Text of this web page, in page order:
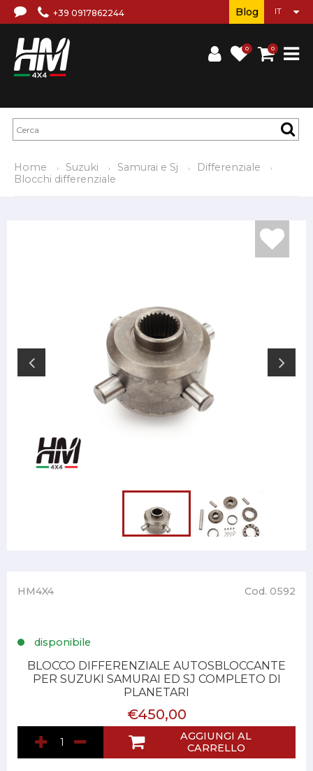
+39 0917862244
0 0
Blog
Home Suzuki Samurai e Sj
Differenziale
Blocchi differenziale
HM4X4 Cod. 0592
disponibile
BLOCCO DIFFERENZIALE AUTOSBLOCCANTE
PER SUZUKI SAMURAI ED SJ COMPLETO DI
PLANETARI
€450,00
AGGIUNGI AL
CARRELLO